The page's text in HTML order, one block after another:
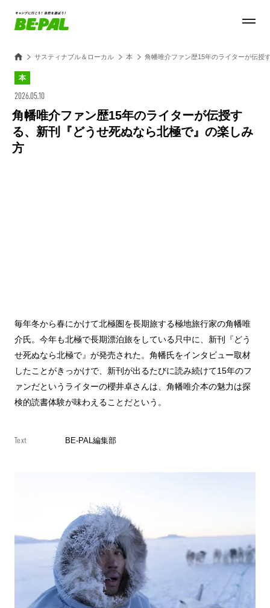
サスティナブル＆ローカル 本 角幡唯介ファン歴15年のライターが伝授
本
2026.05.10
角幡唯介ファン歴15年のライターが伝授す
る、新刊『どうせ死ぬなら北極で』の楽しみ
方
毎年冬から春にかけて北極圏を長期旅する極地旅行家の角幡唯
介氏。今年も北極で長期漂泊旅をしている只中に、新刊『どう
せ死ぬなら北極で』が発売された。角幡氏をインタビュー取材
したことがきっかけで、新刊が出るたびに読み続けて15年のフ
ァンだというライターの櫻井卓さんは、角幡唯介本の魅力は探
検的読書体験が味わえることだという。
Text BE-PAL編集部